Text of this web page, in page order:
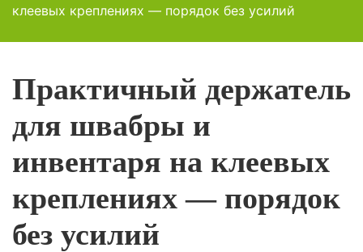
клеевых креплениях — порядок без усилий
Практичный держатель
для швабры и
инвентаря на клеевых
креплениях — порядок
без усилий